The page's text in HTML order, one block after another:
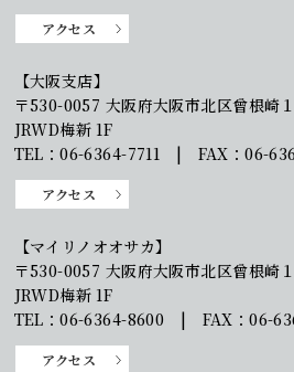
アクセス
【大阪支店】
〒530-0057 大阪府大阪市北区曾根崎
JRWD梅新 1F
TEL：06-6364-7711 | FAX：06-
アクセス
【マイリノオオサカ】
〒530-0057 大阪府大阪市北区曾根崎
JRWD梅新 1F
TEL：06-6364-8600 | FAX：06-
アクセス